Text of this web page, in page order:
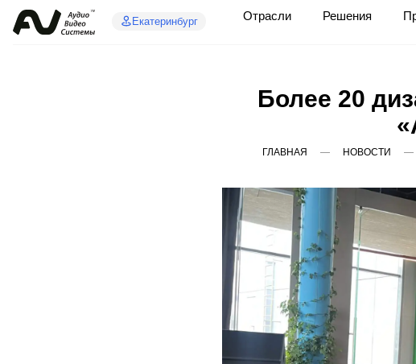
Екатеринбург Отрасли Решения
Более 20
ГЛАВНАЯ НОВОСТИ